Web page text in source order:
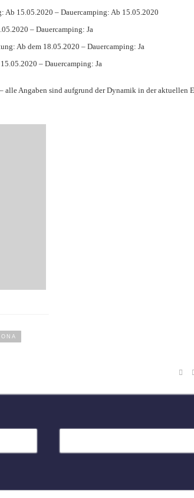
Ab 15.05.2020 – Dauercamping: Ab 15.05.2020
– Dauercamping: Ja
Ab dem 18.05.2020 – Dauercamping: Ja
– Dauercamping: Ja
alle Angaben sind aufgrund der Dynamik in der aktuellen